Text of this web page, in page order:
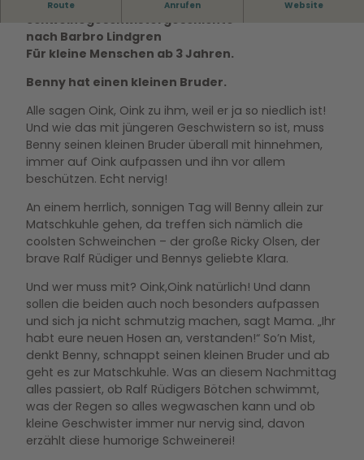
y
p
s
t
a
u
f
1
J
P
G
Route Anrufen Website
Schweinegeschwistergeschichte
nach Barbro Lindgren
Für kleine Menschen ab 3 Jahren.
Benny hat einen kleinen Bruder.
Alle sagen Oink, Oink zu ihm, weil er ja so niedlich ist!
Und wie das mit jüngeren Geschwistern so ist, muss
Benny seinen kleinen Bruder überall mit hinnehmen,
immer auf Oink aufpassen und ihn vor allem
beschützen. Echt nervig!
An einem herrlich, sonnigen Tag will Benny allein zur
Matschkuhle gehen, da treffen sich nämlich die
coolsten Schweinchen – der große Ricky Olsen, der
brave Ralf Rüdiger und Bennys geliebte Klara.
Und wer muss mit? Oink,Oink natürlich! Und dann
sollen die beiden auch noch besonders aufpassen
und sich ja nicht schmutzig machen, sagt Mama. „Ihr
habt eure neuen Hosen an, verstanden!“ So’n Mist,
denkt Benny, schnappt seinen kleinen Bruder und ab
geht es zur Matschkuhle. Was an diesem Nachmittag
alles passiert, ob Ralf Rüdigers Bötchen schwimmt,
was der Regen so alles wegwaschen kann und ob
kleine Geschwister immer nur nervig sind, davon
erzählt diese humorige Schweinerei!